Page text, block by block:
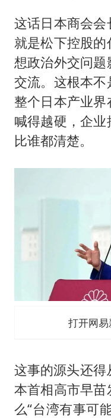
这话日本商会
就是松下控股
想政治外交问
交流。这根本
整个日本产业
喊得越硬，企
比谁都清楚。
打开网
这事的源头还得
本首相高市早苗
么“台湾有事可